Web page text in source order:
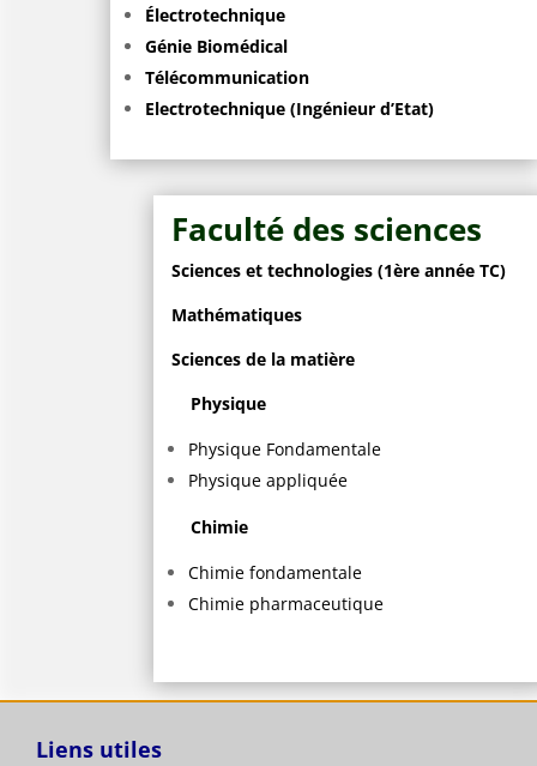
Électrotechnique
Génie Biomédical
Télécommunication
Electrotechnique (Ingénieur d’Etat)
Faculté des sciences
Sciences et technologies (1ère année TC)
Mathématiques
Sciences de la matière
Physique
Physique Fondamentale
Physique appliquée
Chimie
Chimie fondamentale
Chimie pharmaceutique
Liens utiles